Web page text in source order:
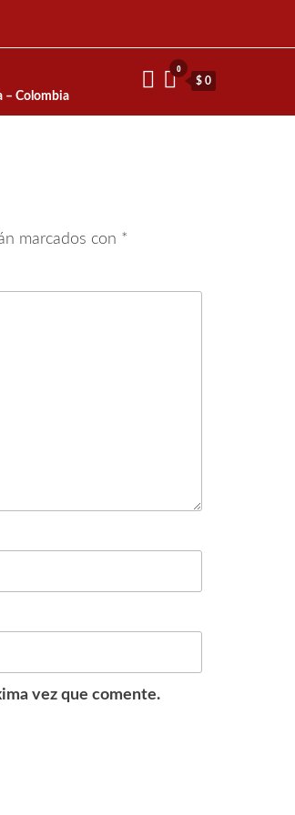
– Colombia
0
$ 0
marcados con *
vez que comente.